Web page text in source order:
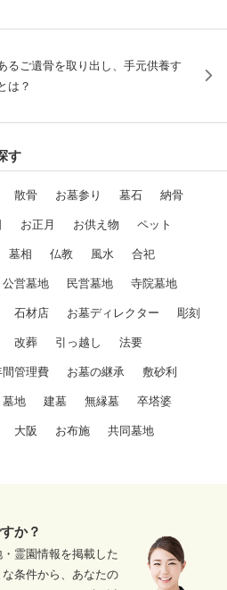
るご遺骨を取り出し、手元供養す
は？
す
散骨 お墓参り 墓石 納骨
お正月 お供え物 ペット
墓相 仏教 風水 合祀
公営墓地 民営墓地 寺院墓地
石材店 お墓ディレクター 彫刻
改葬 引っ越し 法要
間管理費 お墓の継承 敷砂利
墓地 建墓 無縁墓 卒塔婆
大阪 お布施 共同墓地
か？
霊園情報を掲載した
条件から、あなたの